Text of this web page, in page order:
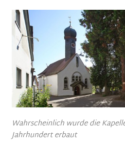
Wahrscheinlich wurde die
Jahrhundert erbaut